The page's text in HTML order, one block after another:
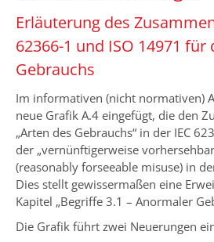
Erläuterung des
62366-1 und ISO 14971 für
Gebrauchs
Im informativen (nicht normativen)
neue Grafik A.4 eingefügt, die den
„Arten des Gebrauchs“ in der IEC
der „vernünftigerweise
(reasonably forseeable misuse) in
Dies stellt gewissermaßen eine
Kapitel „Begriffe 3.1 – Anormaler
Die Grafik führt zwei Neuerungen